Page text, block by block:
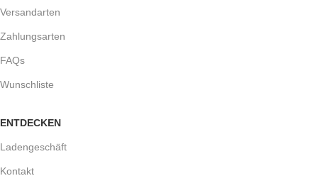
Versandarten
Zahlungsarten
FAQs
Wunschliste
ENTDECKEN
Ladengeschäft
Kontakt